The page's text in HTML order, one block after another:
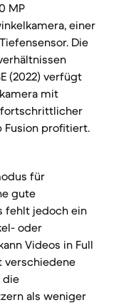
MP
einer
Die
(2022) verfügt
mit
Fusion profitiert.
für
gute
fehlt jedoch ein
oder
Videos in Full
verschiedene
die
als weniger